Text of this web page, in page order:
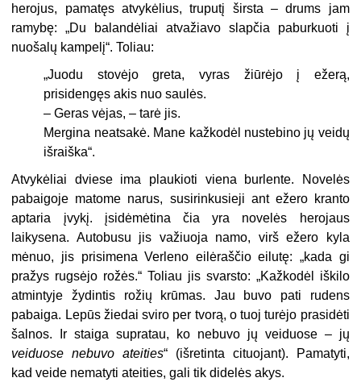
herojus, pamatęs atvykėlius, truputį širsta – drums jam
ramybę: „Du balandėliai atvažiavo slapčia paburkuoti į
nuošalų kampelį“. Toliau:
„Juodu stovėjo greta, vyras žiūrėjo į ežerą,
prisidengęs akis nuo saulės.
– Geras vėjas, – tarė jis.
Mergina neatsakė. Mane kažkodėl nustebino jų veidų
išraiška“.
Atvykėliai dviese ima plaukioti viena burlente. Novelės
pabaigoje ma­tome narus, susirinkusieji ant ežero kranto
aptaria įvykį. įsidėmėtina čia yra novelės herojaus
laikysena. Autobusu jis važiuoja namo, virš ežero kyla
mėnuo, jis prisimena Verleno eilėraščio eilutę: „kada gi
pražys rug­sėjo rožės.“ Toliau jis svarsto: „Kažkodėl iškilo
atmintyje žydintis rožių krūmas. Jau buvo pati rudens
pabaiga. Lepūs žiedai sviro per tvorą, o tuoj turėjo prasidėti
šalnos. Ir staiga supratau, ko nebuvo jų veiduose – jų
veiduose
nebuvo ateities“ (išretinta cituojant). Pamatyti,
kad veide nematyti ateities, gali tik didelės akys.